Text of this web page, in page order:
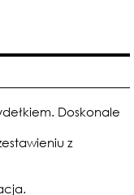
Doskonale
z